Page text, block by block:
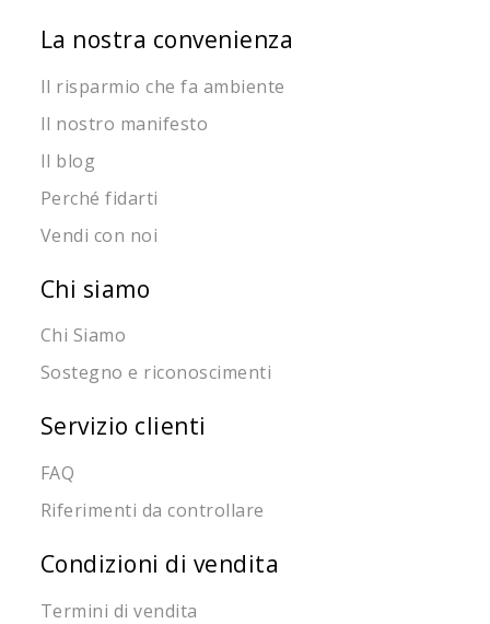
La nostra convenienza
Il risparmio che fa ambiente
Il nostro manifesto
Il blog
Perché fidarti
Vendi con noi
Chi siamo
Chi Siamo
Sostegno e riconoscimenti
Servizio clienti
FAQ
Riferimenti da controllare
Condizioni di vendita
Termini di vendita